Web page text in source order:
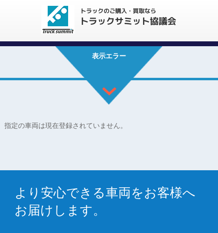
表示エラー
指定の車両は現在登録されていません。
より安心できる車両をお客様へ
お届けします。